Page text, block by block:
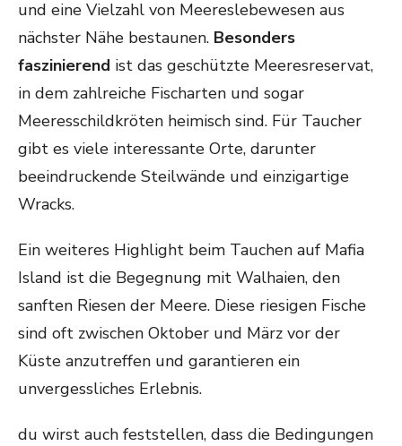
und eine Vielzahl von Meereslebewesen aus
nächster Nähe bestaunen. Besonders
faszinierend ist das geschützte Meeresreservat,
in dem zahlreiche Fischarten und sogar
Meeresschildkröten heimisch sind. Für Taucher
gibt es viele interessante Orte, darunter
beeindruckende Steilwände und einzigartige
Wracks.
Ein weiteres Highlight beim Tauchen auf Mafia
Island ist die Begegnung mit Walhaien, den
sanften Riesen der Meere. Diese riesigen Fische
sind oft zwischen Oktober und März vor der
Küste anzutreffen und garantieren ein
unvergessliches Erlebnis.
du wirst auch feststellen, dass die Bedingungen